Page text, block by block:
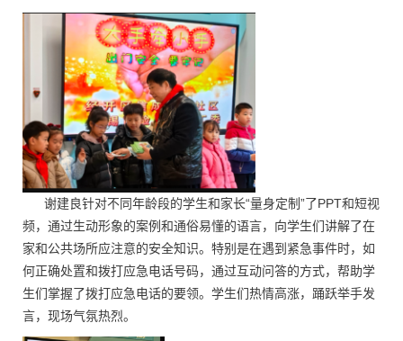
谢建良针对不同年龄段的学生和家长“量身定制”了PPT和短视
频，通过生动形象的案例和通俗易懂的语言，向学生们讲解了在
家和公共场所应注意的安全知识。特别是在遇到紧急事件时，如
何正确处置和拨打应急电话号码，通过互动问答的方式，帮助学
生们掌握了拨打应急电话的要领。学生们热情高涨，踊跃举手发
言，现场气氛热烈。